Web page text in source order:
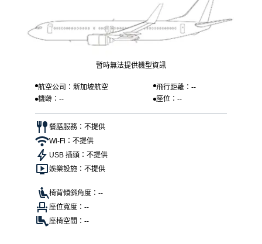
暫時無法提供機型資訊
航空公司：新加坡航空
飛行距離：--
機齡：--
座位：--
餐膳服務：不提供
Wi-Fi：不提供
USB 插頭：不提供
娛樂設施：不提供
椅背傾斜角度：--
座位寬度：--
座椅空間：--